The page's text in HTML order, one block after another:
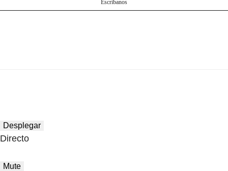
Escríbanos
Desplegar
Directo
Mute